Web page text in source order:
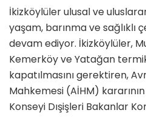
İkizköylüler ulusal ve
yaşam, barınma ve sağlıklı
devam ediyor. İkizköylüler,
Kemerköy ve Yatağan
kapatılmasını gerektiren,
Mahkemesi (AİHM)
Konseyi Dışişleri Bakanlar